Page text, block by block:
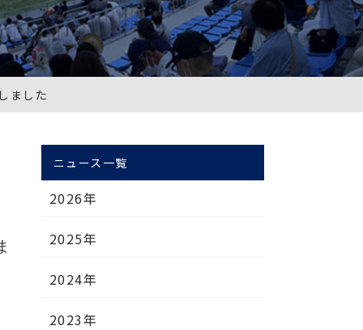
ました
ニュース一覧
2026年
2025年
2024年
2023年